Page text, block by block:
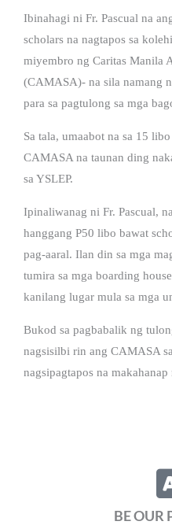
Ibinahagi ni Fr. Pascual na
scholars na nagtapos sa
miyembro ng Caritas Manila
(CAMASA)- na sila namang
para sa pagtulong sa mga
Sa tala, umaabot na sa 15
CAMASA na taunan ding
sa YSLEP.
Ipinaliwanag ni Fr. Pascual,
hanggang P50 libo bawat
pag-aaral. Ilan din sa mga
tumira sa mga boarding
kanilang lugar mula sa mga
Bukod sa pagbabalik ng
nagsisilbi rin ang CAMASA
nagsipagtapos na makahanap
BE OUR